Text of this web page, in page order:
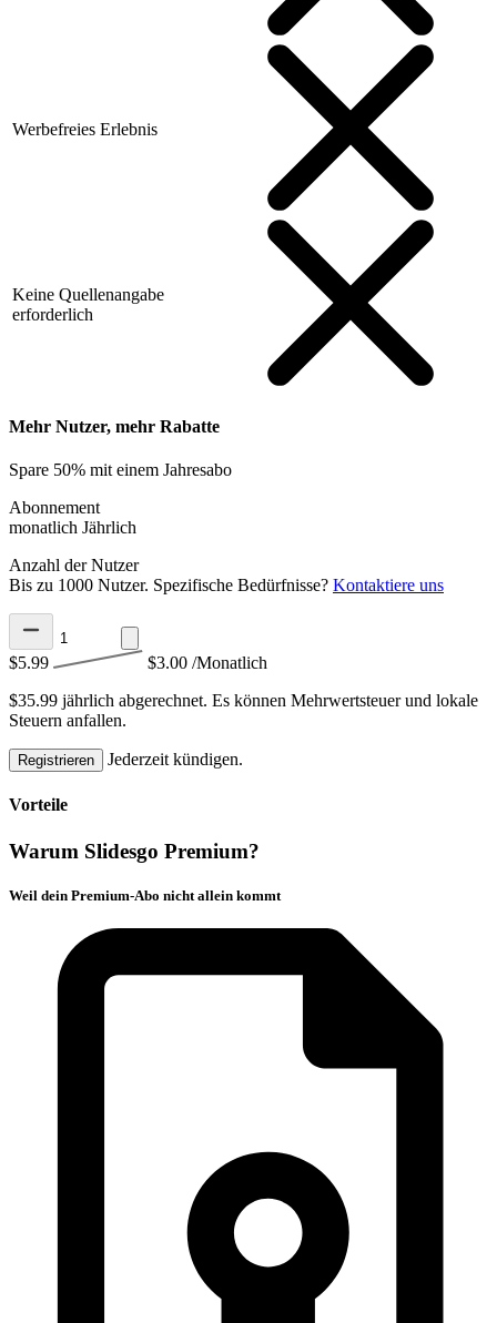
Werbefreies Erlebnis
Keine Quellenangabe
erforderlich
Mehr Nutzer, mehr Rabatte
Spare 50% mit einem Jahresabo
Abonnement
monatlich Jährlich
Anzahl der Nutzer
Bis zu 1000 Nutzer. Spezifische Bedürfnisse? Kontaktiere uns
$5.99 $3.00 /Monatlich
$35.99 jährlich abgerechnet. Es können Mehrwertsteuer und lokale
Steuern anfallen.
Registrieren Jederzeit kündigen.
Vorteile
Warum Slidesgo Premium?
Weil dein Premium-Abo nicht allein kommt